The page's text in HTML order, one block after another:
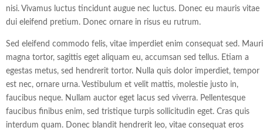
nisi. Vivamus luctus tincidunt augue nec luctus. Donec eu mauris vitae
dui eleifend pretium. Donec ornare in risus eu rutrum.
Sed eleifend commodo felis, vitae imperdiet enim consequat sed.
magna tortor, sagittis eget aliquam eu, accumsan sed tellus. Etiam a
egestas metus, sed hendrerit tortor. Nulla quis dolor imperdiet, tempor
est nec, ornare urna. Vestibulum et velit mattis, molestie justo in,
faucibus neque. Nullam auctor eget lacus sed viverra. Pellentesque
faucibus finibus enim, sed tristique turpis sollicitudin eget. Cras quis
interdum quam. Donec blandit hendrerit leo, vitae consequat eros